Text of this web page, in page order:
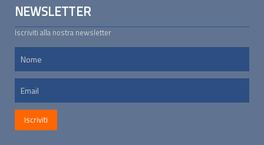
NEWSLETTER
Iscriviti alla nostra newsletter